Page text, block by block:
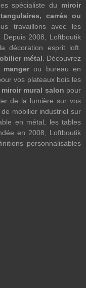
spécialiste du miroir
carrés ou
travaillons avec les
2008, Loftboutik
décoration esprit loft.
métal . Découvrez
ou bureau en
vos plateaux bois les
miroir mural salon pour
de la lumière sur vos
mobilier industriel sur
en métal, les tables
en 2008, Loftboutik
personnalisables